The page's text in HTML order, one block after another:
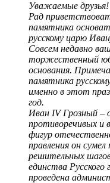
Уважаемые друзья!
Рад
памятника
русскому царю
Совсем недавно
торжественный
основания.
памятника
именно в этот
год.
Иван IV Грозный –
противоречивых и
фигур
правления он
решительных
единства
проведена